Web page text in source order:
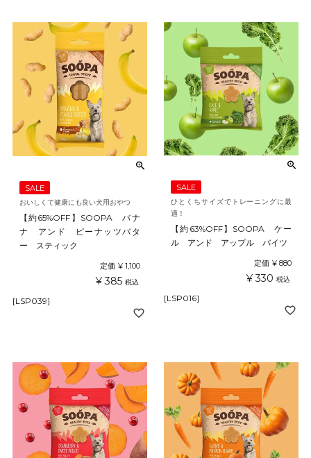
SALE
おいしくて健康にも良い犬用おやつ
【約65%OFF】SOOPA バナ
ナ アンド ピーナッツバタ
ー スティック
定価 ¥ 1,100
¥ 385 税込
[LSP039]
SALE
ひとくちサイズでトレーニングに最
適！
【約63%OFF】SOOPA ケー
ル アンド アップル バイツ
定価 ¥ 880
¥ 330 税込
[LSP016]